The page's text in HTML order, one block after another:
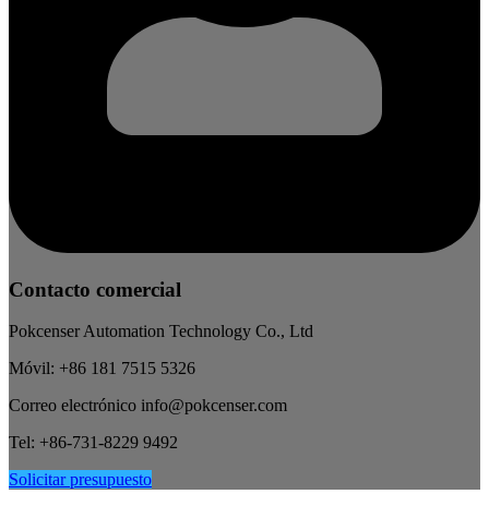
Contacto comercial
Pokcenser Automation Technology Co., Ltd
Móvil: +86 181 7515 5326
Correo electrónico info@pokcenser.com
Tel: +86-731-8229 9492
Solicitar presupuesto